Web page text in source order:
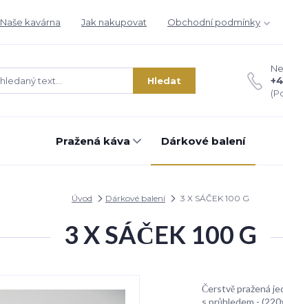
Naše kavárna Jak nakupovat Obchodní podmínky
Hledat
Pražená káva Dárkové balení
Úvod Dárkové balení 3 X SÁČEK 100 G
3 X SÁČEK 100 G
Čerstvě pražená
s průhledem -